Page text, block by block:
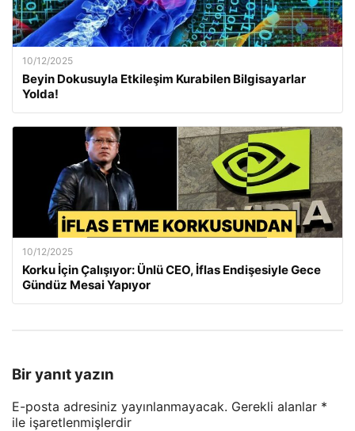
10/12/2025
Beyin Dokusuyla Etkileşim Kurabilen Bilgisayarlar
Yolda!
10/12/2025
Korku İçin Çalışıyor: Ünlü CEO, İflas Endişesiyle Gece
Gündüz Mesai Yapıyor
Bir yanıt yazın
E-posta adresiniz yayınlanmayacak. Gerekli alanlar *
ile işaretlenmişlerdir